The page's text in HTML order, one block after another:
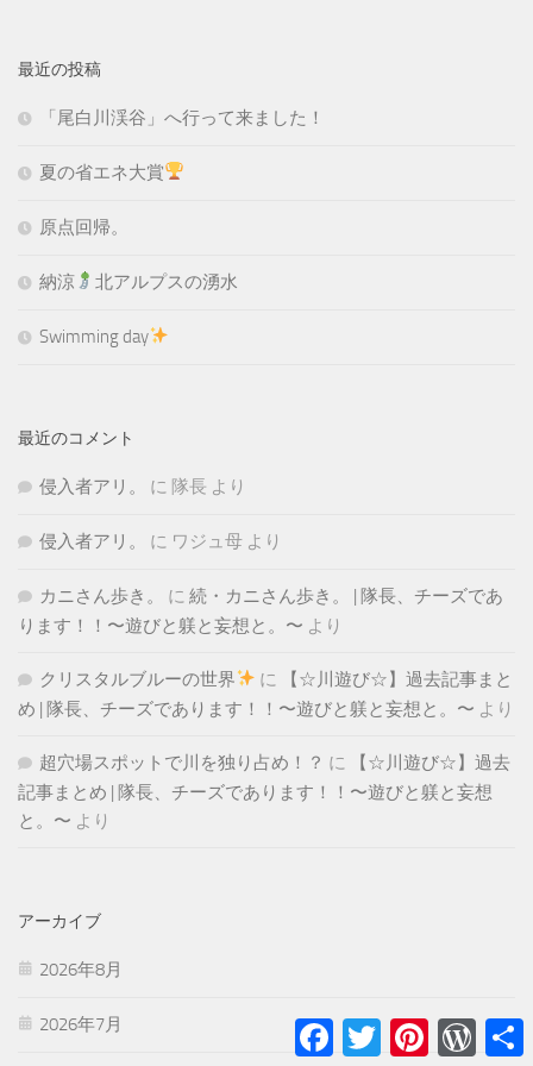
最近の投稿
「尾白川渓谷」へ行って来ました！
夏の省エネ大賞
原点回帰。
納涼 北アルプスの湧水
Swimming day
最近のコメント
侵入者アリ。 に 隊長 より
侵入者アリ。 に ワジュ母 より
カニさん歩き。 に 続・カニさん歩き。 | 隊長、チーズであ
ります！！〜遊びと躾と妄想と。〜 より
クリスタルブルーの世界 に
【☆川遊び☆】過去記事まと
め | 隊長、チーズであります！！〜遊びと躾と妄想と。〜 より
超穴場スポットで川を独り占め！？ に
【☆川遊び☆】過去
記事まとめ | 隊長、チーズであります！！〜遊びと躾と妄想
と。〜 より
アーカイブ
2026年8月
2026年7月 FacebookTwitter Pinterest